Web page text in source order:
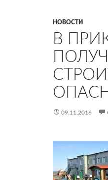
НОВОСТИ
В
09.11.2016